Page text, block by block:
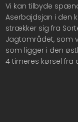
Vi kan tilbyde
Aserbajdsjan i den
strækker sig fra
Jagtområdet, som
som ligger i den
4 timeres kørsel fra